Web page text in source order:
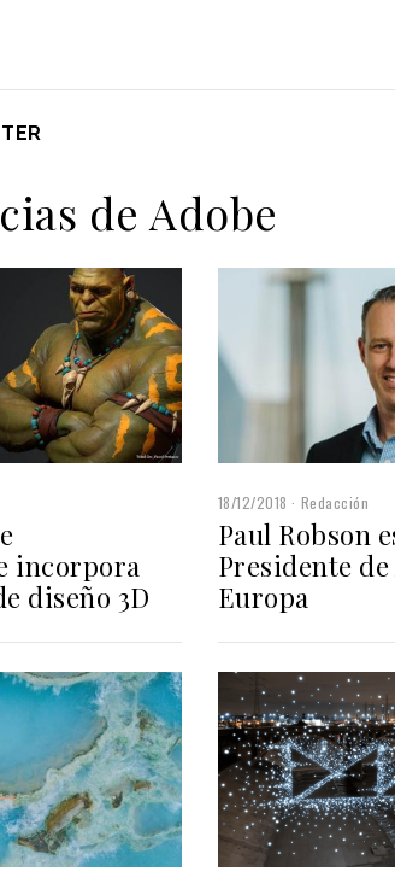
de Adobe
incorpora
diseño 3D
18/12/2018 Redacción
Paul Robson
Presidente
Europa